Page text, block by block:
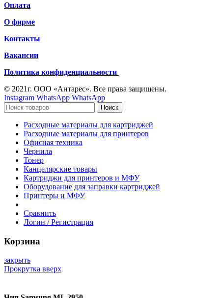
Оплата
О фирме
Контакты
Вакансии
Политика конфиденциальности
© 2021г. ООО «Антарес». Все права защищены.
Instagram WhatsApp WhatsApp
Поиск
Расходные материалы для картриджей
Расходные материалы для принтеров
Офисная техника
Чернила
Тонер
Канцелярские товары
Картриджи для принтеров и МФУ
Оборудование для заправки картриджей
Принтеры и МФУ
Сравнить
Логин / Регистрация
Корзина
закрыть
Прокрутка вверх